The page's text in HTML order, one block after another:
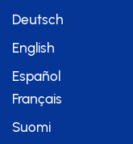
Deutsch
English
Español
Français
Suomi